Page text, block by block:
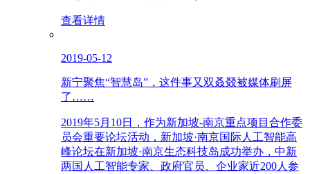
查看详情
2019-05-12
新宁聚焦“智慧岛”，这件事又双叒叕被媒体刷屏
了……
2019年5月10日，作为新加坡-南京重点项目合作委
员会重要论坛活动，新加坡·南京国际人工智能高
峰论坛在新加坡·南京生态科技岛成功举办，中新
两国人工智能专家、政府官员、企业家近200人参